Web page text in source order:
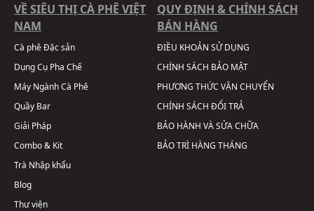
VỀ SIÊU THỊ CÀ PHÊ VIỆT
NAM
Cà phê Đặc sản
Dụng Cụ Pha Chế
Máy Ngành Cà Phê
Quầy Bar
Giải Pháp
Combo & Kit
Trà Nhập khẩu
Blog
Thư viện
QUY ĐỊNH & CHÍNH SÁCH
BÁN HÀNG
ĐIỀU KHOẢN SỬ DỤNG
CHÍNH SÁCH BẢO MẬT
PHƯƠNG THỨC VẬN CHUYỂN
CHÍNH SÁCH ĐỔI TRẢ
BẢO HÀNH VÀ SỬA CHỮA
BẢO TRÌ HÀNG THÁNG